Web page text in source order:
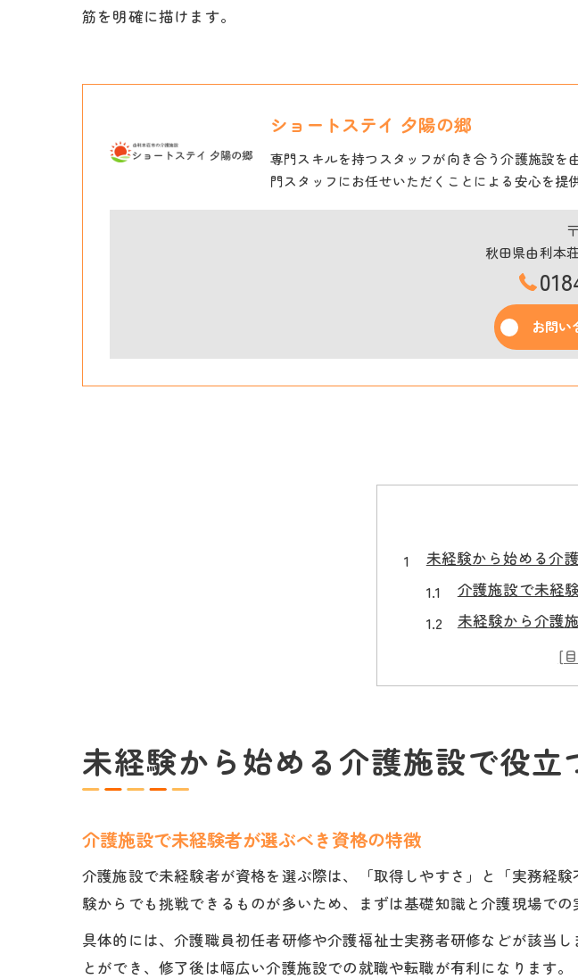
筋を明確に描けます。
ショートステイ 夕陽の郷
専門スキルを持つスタッフが向き合う介護施設
門スタッフにお任せいただくことによる安心を提
秋田県由利本
お問い
未経験から始める介
介護施設で未経
未経験から介護
介護施設初任者
介護施設でキャ
介護施設で必要な資
介護施設で必要
介護施設資格取
介護施設のスキ
資格なしで働ける介
資格なしで働け
未経験から始める介護施設で役立
介護施設で未経験者が選ぶべき資格の特徴
介護施設で未経験者が資格を選ぶ際は、「取得しやすさ」と「実務経
験からでも挑戦できるものが多いため、まずは基礎知識と介護現場で
具体的には、介護職員初任者研修や介護福祉士実務者研修などが該当
とができ、修了後は幅広い介護施設での就職や転職が有利になります。